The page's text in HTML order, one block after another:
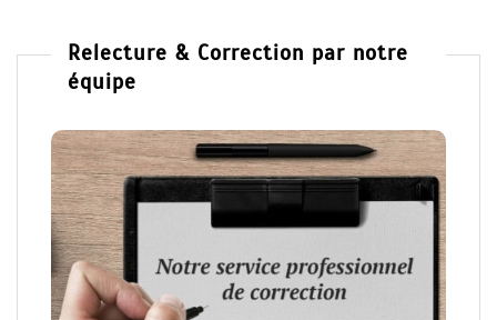
Relecture & Correction par notre
équipe